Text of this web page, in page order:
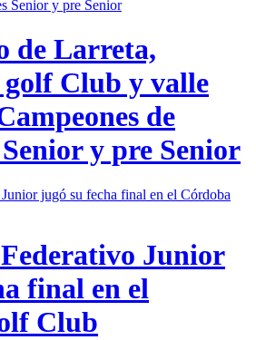
de Larreta,
golf Club y valle
de
y pre Senior
Junior
final en el
Club